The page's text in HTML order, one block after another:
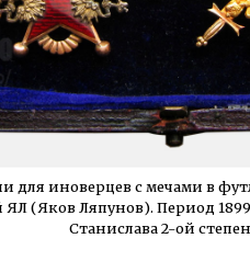
для иноверцев с мечами в
(Яков Ляпунов). Период
Станислава 2-ой